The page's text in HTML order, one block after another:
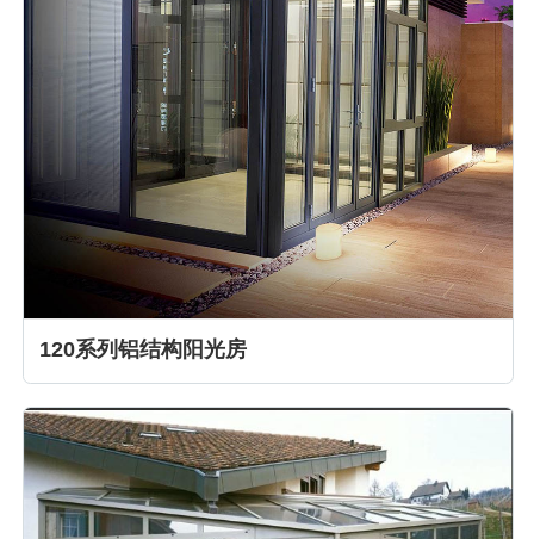
120系列铝结构阳光房